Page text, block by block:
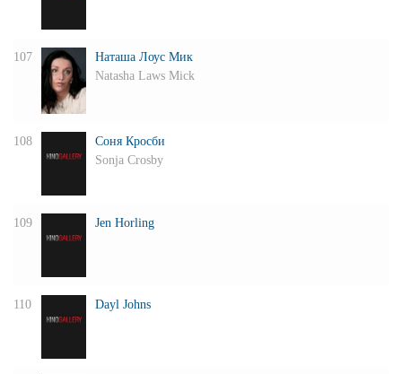
107
Наташа Лоус Мик
Natasha Laws Mick
108
Соня Кросби
Sonja Crosby
109 Jen Horling
110 Dayl Johns